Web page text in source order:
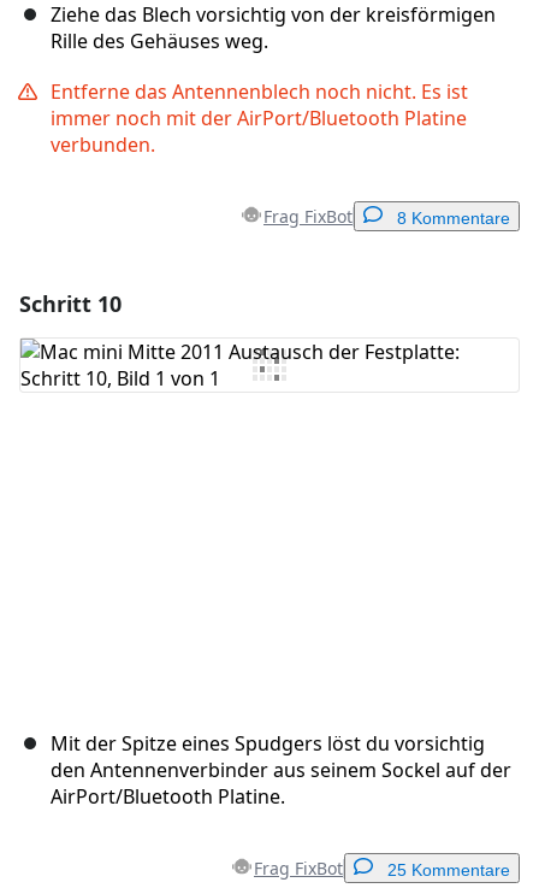
Ziehe das Blech vorsichtig von der kreisförmigen
Rille des Gehäuses weg.
Entferne das Antennenblech noch nicht. Es ist
immer noch mit der AirPort/Bluetooth Platine
verbunden.
Frag FixBot 8 Kommentare
Kommentar hinzufügen
Schritt 10
Mit der Spitze eines Spudgers löst du vorsichtig
den Antennenverbinder aus seinem Sockel auf der
AirPort/Bluetooth Platine.
Frag FixBot 25 Kommentare